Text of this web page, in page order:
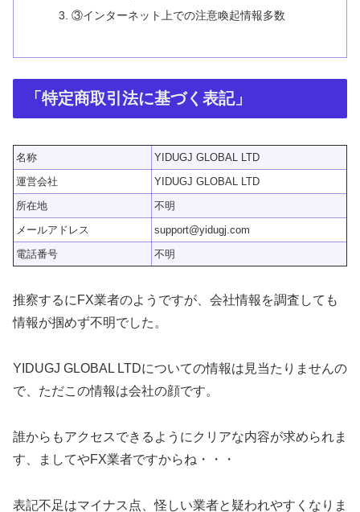
③インターネット上での注意喚起情報多数
「特定商取引法に基づく表記」
名称
YIDUGJ GLOBAL LTD
運営会社
YIDUGJ GLOBAL LTD
所在地
不明
メールアドレス
support@yidugj.com
電話番号
不明
推察するにFX業者のようですが、会社情報を調査しても
情報が掴めず不明でした。
YIDUGJ GLOBAL LTDについての情報は見当たりませんの
で、ただこの情報は会社の顔です。
誰からもアクセスできるようにクリアな内容が求められま
す、ましてやFX業者ですからね・・・
表記不足はマイナス点、怪しい業者と疑われやすくなりま